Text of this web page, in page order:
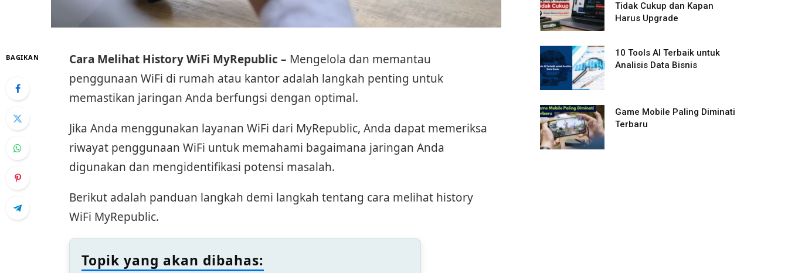
BAGIKAN Cara Melihat History WiFi MyRepublic – Mengelola dan memantau
penggunaan WiFi di rumah atau kantor adalah langkah penting untuk
memastikan jaringan Anda berfungsi dengan optimal.
Jika Anda menggunakan layanan WiFi dari MyRepublic, Anda dapat memeriksa
riwayat penggunaan WiFi untuk memahami bagaimana jaringan Anda
digunakan dan mengidentifikasi potensi masalah.
Berikut adalah panduan langkah demi langkah tentang cara melihat history
WiFi MyRepublic.
Topik yang akan dibahas:
Tidak Cukup dan Kapan
Harus Upgrade
10 Tools AI Terbaik untuk
Analisis Data Bisnis
Game Mobile Paling Diminati
Terbaru